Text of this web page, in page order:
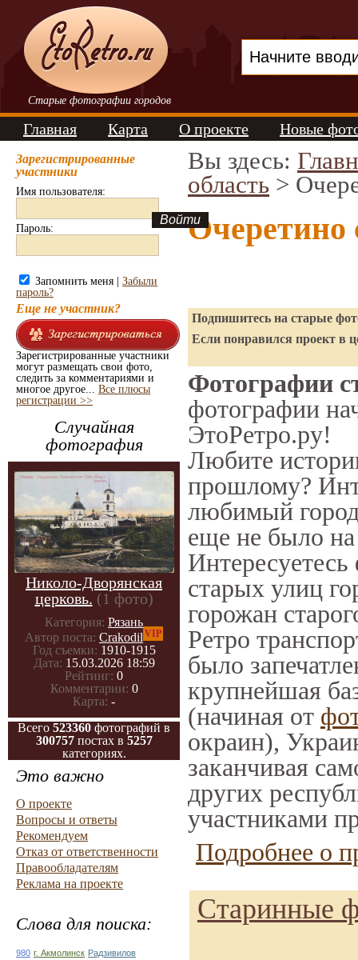
Старые фотографии городов
Главная Карта О проекте Новые
Зарегистрированные
участники
Имя пользователя:
Пароль:
Запомнить меня | Забыли
пароль?
Еще не участник?
Зарегистрированные участники
могут размещать свои фото,
следить за комментариями и
многое другое... Все плюсы
регистрации >>
Случайная
фотография
Николо-Дворянская
церковь. (1 фото)
Категория: Рязань
Автор поста: Crakodil VIP
Год съемки: 1910-1915
Дата: 15.03.2026 18:59
Рейтинг: 0
Комментарии: 0
Карта: -
Всего 523360 фотографий в
300757постах в 5257
категориях.
Это важно
О проекте
Вопросы и ответы
Рекомендуем
Отказ от ответственности
Правообладателям
Реклама на проекте
Слова для поиска:
980 г. Акмолинск Радзивилов
Вы здесь:
область >
Очеретино
Подпишитесь на старые
Если понравился проект в
Фотографии
фотографии
ЭтоРетро.ру!
Любите
прошлому?
любимый
еще не было на
Интересуетесь
старых улиц
горожан
Ретро
было
крупнейшая
(начиная от
окраин),
заканчивая
других
участниками
Подробнее о
Старинные